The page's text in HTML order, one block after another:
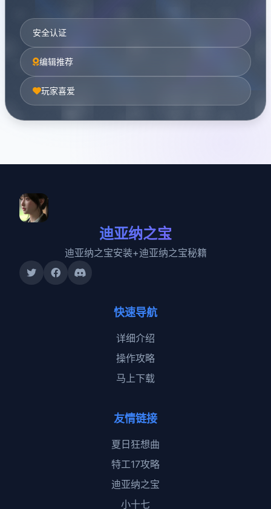
安全认证
编辑推荐
玩家喜爱
迪亚纳之宝
迪亚纳之宝安装+迪亚纳之宝秘籍
快速导航
详细介绍
操作攻略
马上下载
友情链接
夏日狂想曲
特工17攻略
迪亚纳之宝
小十七